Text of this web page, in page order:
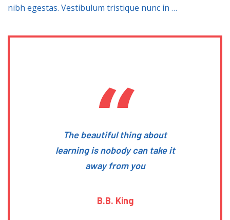
nibh egestas. Vestibulum tristique nunc in …
The beautiful thing about
learning is nobody can take it
away from you
B.B. King